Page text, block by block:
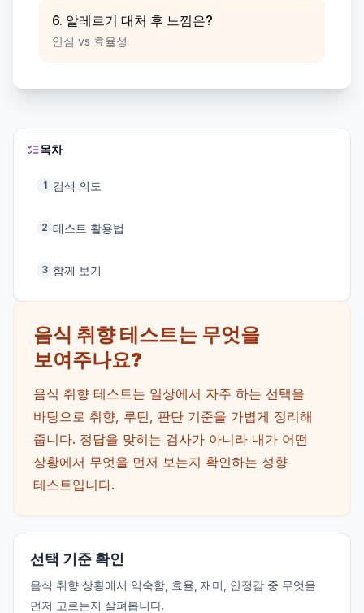
6. 알레르기 대처 후 느낌은?
안심 vs 효율성
목차
1 검색 의도
2 테스트 활용법
3 함께 보기
음식 취향 테스트는 무엇을
보여주나요?
음식 취향 테스트는 일상에서 자주 하는 선택을
바탕으로 취향, 루틴, 판단 기준을 가볍게 정리해
줍니다. 정답을 맞히는 검사가 아니라 내가 어떤
상황에서 무엇을 먼저 보는지 확인하는 성향
테스트입니다.
선택 기준 확인
음식 취향 상황에서 익숙함, 효율, 재미, 안정감 중 무엇을
먼저 고르는지 살펴봅니다.